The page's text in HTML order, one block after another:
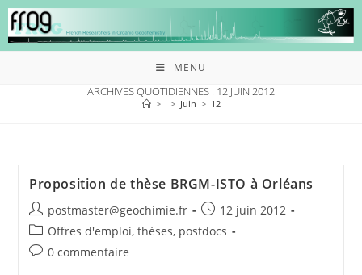
MENU
ARCHIVES QUOTIDIENNES : 12 JUIN 2012
> > Juin > 12
Proposition de thèse BRGM-ISTO à Orléans
postmaster@geochimie.fr
12 juin 2012
Offres d'emploi, thèses, postdocs
0 commentaire